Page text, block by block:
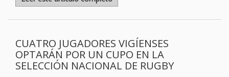
CUATRO JUGADORES VIGÍENSES
OPTARÁN POR UN CUPO EN LA
SELECCIÓN NACIONAL DE RUGBY